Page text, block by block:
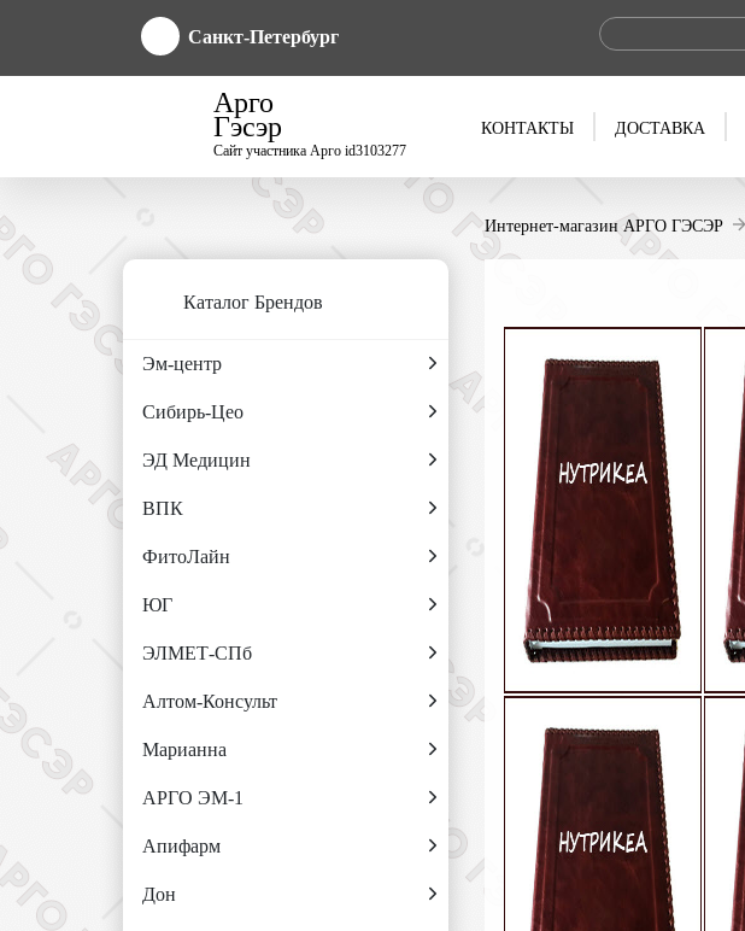
Санкт-Петербург
Арго
Гэсэр
Сайт участника Арго id3103277
КОНТАКТЫ ДОСТАВКА
Интернет-магазин АРГО ГЭСЭР
Каталог Брендов
Эм-центр
Сибирь-Цео
ЭД Медицин
ВПК
ФитоЛайн
ЮГ
ЭЛМЕТ-СПб
Алтом-Консульт
Марианна
АРГО ЭМ-1
Апифарм
Дон